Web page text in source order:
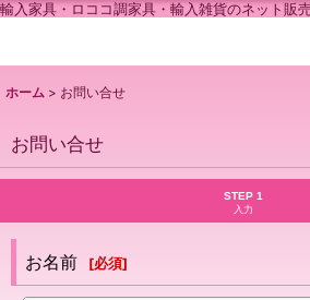
輸入家具・ロココ調家具・輸入雑貨のネット
ホーム > お問い合せ
お問い合せ
STEP 1
入力
お名前 [必須]